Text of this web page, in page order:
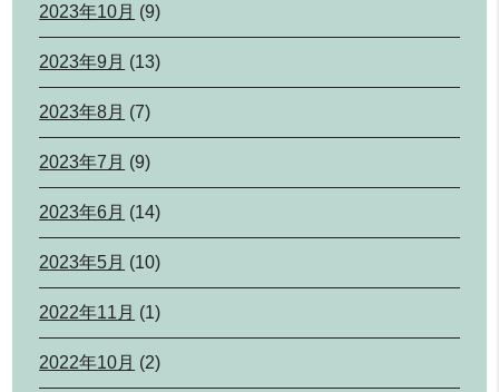
2023年10月 (9)
2023年9月 (13)
2023年8月 (7)
2023年7月 (9)
2023年6月 (14)
2023年5月 (10)
2022年11月 (1)
2022年10月 (2)